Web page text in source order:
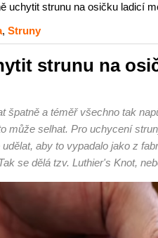
uchytit strunu na osičku ladicí
, Struny
strunu na
špatně a téměř všechno tak
může selhat. Pro uchycení
aby to vypadalo jako z
se dělá tzv. Luthier's Knot,